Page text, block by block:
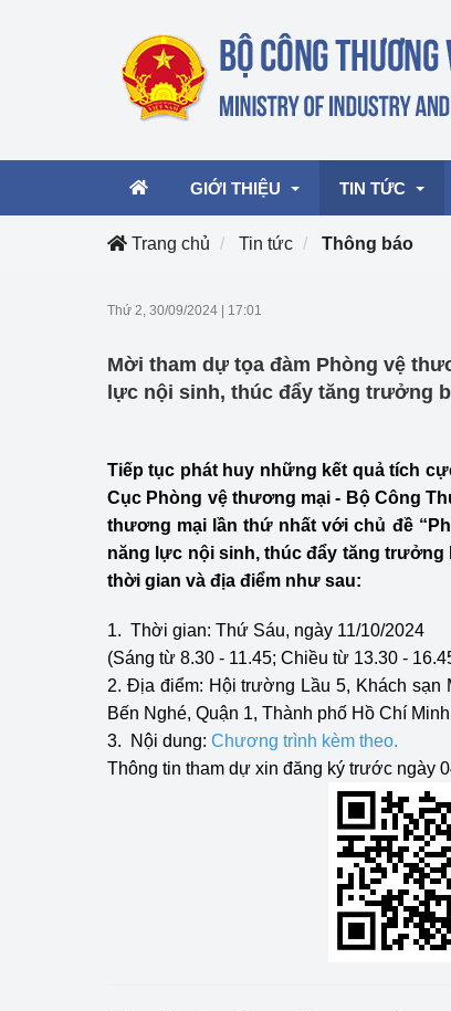
GIỚI THIỆU
Cơ cấu tổ chức
TIN TỨC
mại, Dịch vụ
Hoạt động của
Công
Chuyển đổi số
Bản tin Thị
Phát triển
Phát triển bền
Tổ chức kiểm
Văn hóa
Tái cơ cấu
Quản lý thị
Trang chủ Tin tức Thông báo
Thứ 2, 30/09/2024 17:01
Mời tham dự tọa đàm Phòng vệ
lực nội sinh, thúc đẩy tăng trưởng
Tiếp tục phát huy những kết quả tích
Cục Phòng vệ thương mại - Bộ Công
thương mại lần thứ nhất với chủ đề
năng lực nội sinh, thúc đẩy tăng trưởng
thời gian và địa điểm như sau:
1. Thời gian: Thứ Sáu, ngày 11/10/2024
(Sáng từ 8.30 - 11.45; Chiều từ 13.30 -
2. Địa điểm: Hội trường Lầu 5, Khách
Bến Nghé, Quận 1, Thành phố Hồ Chí Minh
3. Nội dung: Chương trình kèm theo.
Thông tin tham dự xin đăng ký trước ngày